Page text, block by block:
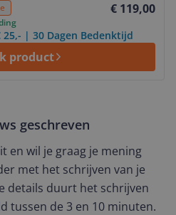
€ 119,00
| 30 Dagen Bedenktijd
product
geschreven
en wil je graag je mening
met het schrijven van je
details duurt het schrijven
tussen de 3 en 10 minuten.